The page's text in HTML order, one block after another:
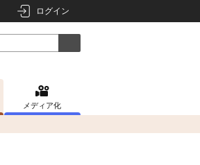
ログイン
メディア化